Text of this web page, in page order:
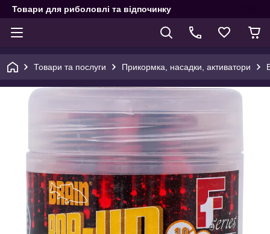
Товари для риболовлі та відпочинку
Товари та послуги Прикормка, насадки, активатори